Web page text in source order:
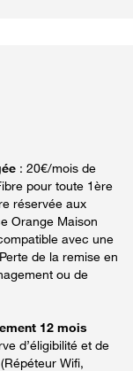
: 20€/mois de
pour toute 1ère
réservée aux
Orange Maison
avec une
de la remise en
ou de
12 mois
d’éligibilité et de
Wifi,